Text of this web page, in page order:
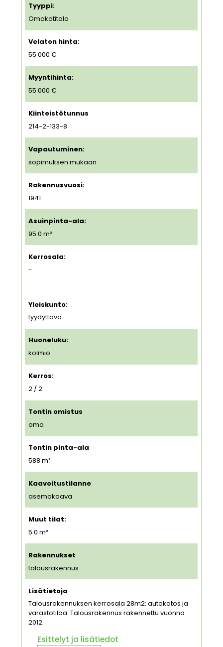
Tyyppi:
Omakotitalo
Velaton hinta:
55 000 €
Myyntihinta:
55 000 €
Kiinteistötunnus
214-2-133-8
Vapautuminen:
sopimuksen mukaan
Rakennusvuosi:
1941
Asuinpinta-ala:
95.0 m²
Kerrosala:
-
Yleiskunto:
tyydyttävä
Huoneluku:
kolmio
Kerros:
2 / 2
Tontin omistus
oma
Tontin pinta-ala
588m²
Kaavoitustilanne
asemakaava
Muut tilat:
5.0 m²
Rakennukset
talousrakennus
Lisätietoja
Talousrakennuksen kerrosala 28m2: autokatos ja
varastotilaa. Talousrakennus rakennettu vuonna
2012.
Esittelyt ja lisätiedot